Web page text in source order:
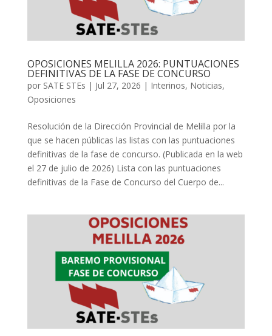
OPOSICIONES MELILLA 2026: PUNTUACIONES
DEFINITIVAS DE LA FASE DE CONCURSO
por SATE STEs | Jul 27, 2026 | Interinos, Noticias,
Oposiciones
Resolución de la Dirección Provincial de Melilla por la
que se hacen públicas las listas con las puntuaciones
definitivas de la fase de concurso. (Publicada en la web
el 27 de julio de 2026) Lista con las puntuaciones
definitivas de la Fase de Concurso del Cuerpo de...